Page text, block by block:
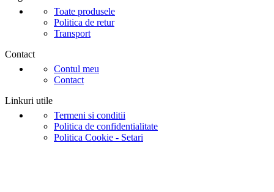
Toate produsele
Politica de retur
Transport
Contact
Contul meu
Contact
Linkuri utile
Termeni si conditii
Politica de confidentialitate
Politica Cookie - Setari